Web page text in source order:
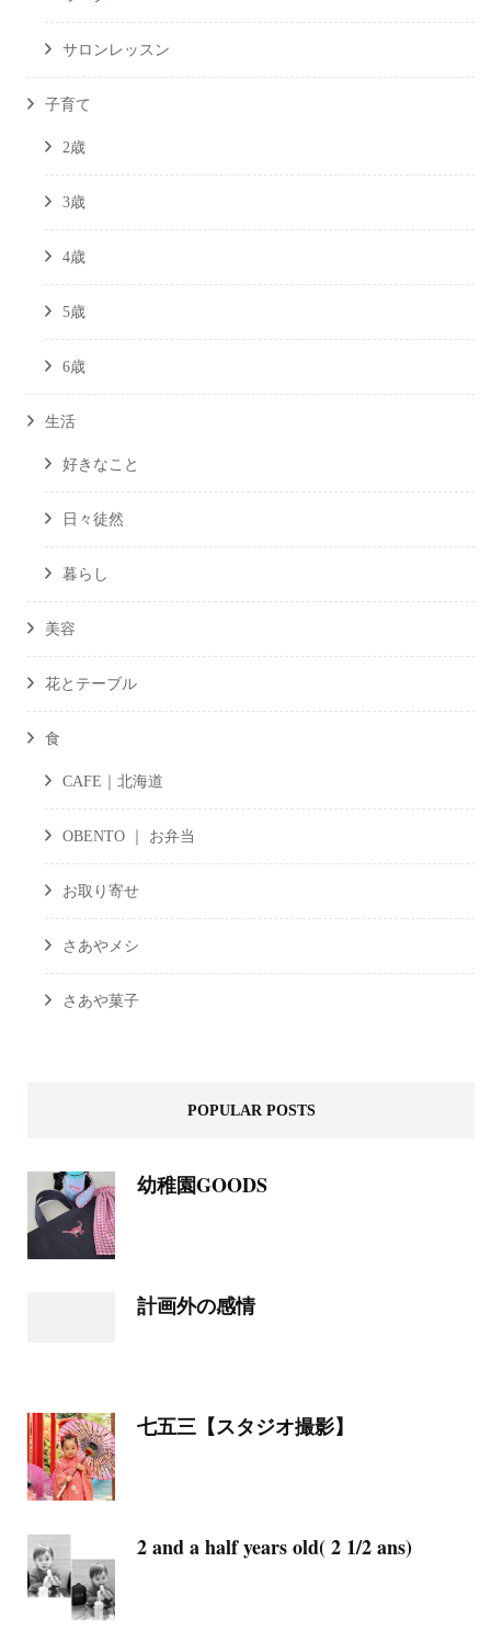
サロンレッスン
子育て
2歳
3歳
4歳
5歳
6歳
生活
好きなこと
日々徒然
暮らし
美容
花とテーブル
食
CAFE｜北海道
OBENTO ｜ お弁当
お取り寄せ
さあやメシ
さあや菓子
POPULAR POSTS
幼稚園GOODS
計画外の感情
七五三【スタジオ撮影】
2 and a half years old( 2 1/2 ans)